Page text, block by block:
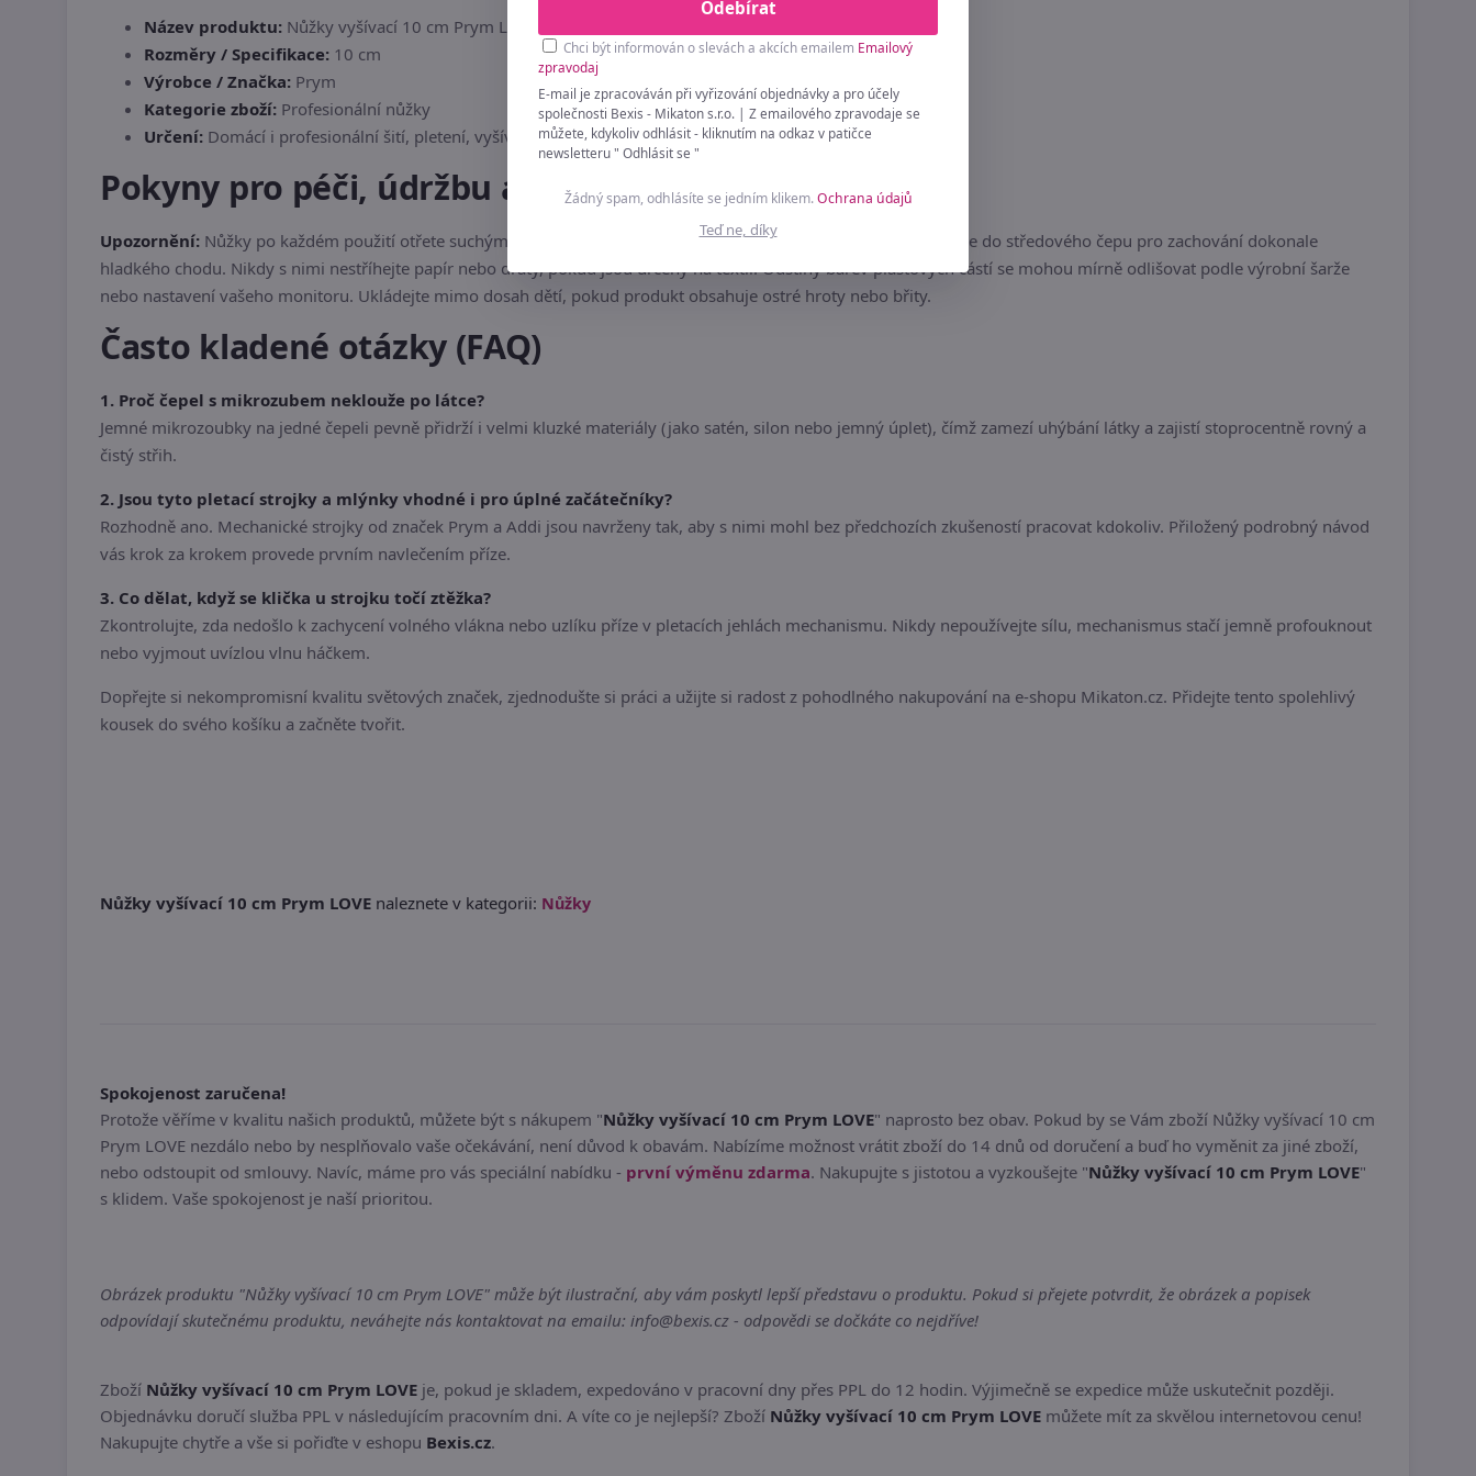
Název produktu: Nůžky vyšívací 10 cm Prym LOVE
Rozměry / Specifikace: 10 cm
Výrobce / Značka: Prym
Kategorie zboží: Profesionální nůžky
Určení: Domácí i profesionální šití, pletení, vyšívání a tvoření
Pokyny pro péči, údržbu a bezpečnost
Upozornění: Nůžky po každém použití otřete suchým hadříkem od prachu. Občas kápněte kapku oleje na šicí stroje do středového čepu pro zachování dokonale
hladkého chodu. Nikdy s nimi nestříhejte papír nebo dráty, pokud jsou určeny na textil. Odstíny barev plastových částí se mohou mírně odlišovat podle výrobní šarže
nebo nastavení vašeho monitoru. Ukládejte mimo dosah dětí, pokud produkt obsahuje ostré hroty nebo břity.
Často kladené otázky (FAQ)
1. Proč čepel s mikrozubem neklouže po látce?
Jemné mikrozoubky na jedné čepeli pevně přidrží i velmi kluzké materiály (jako satén, silon nebo jemný úplet), čímž zamezí uhýbání látky a zajistí stoprocentně rovný a
čistý střih.
2. Jsou tyto pletací strojky a mlýnky vhodné i pro úplné začátečníky?
Rozhodně ano. Mechanické strojky od značek Prym a Addi jsou navrženy tak, aby s nimi mohl bez předchozích zkušeností pracovat kdokoliv. Přiložený podrobný návod
vás krok za krokem provede prvním navlečením příze.
3. Co dělat, když se klička u strojku točí ztěžka?
Zkontrolujte, zda nedošlo k zachycení volného vlákna nebo uzlíku příze v pletacích jehlách mechanismu. Nikdy nepoužívejte sílu, mechanismus stačí jemně profouknout
nebo vyjmout uvízlou vlnu háčkem.
Dopřejte si nekompromisní kvalitu světových značek, zjednodušte si práci a užijte si radost z pohodlného nakupování na e-shopu Mikaton.cz. Přidejte tento spolehlivý
kousek do svého košíku a začněte tvořit.
Nůžky vyšívací 10 cm Prym LOVE naleznete v kategorii: Nůžky
Spokojenost zaručena!
Protože věříme v kvalitu našich produktů, můžete být s nákupem "Nůžky vyšívací 10 cm Prym LOVE" naprosto bez obav. Pokud by se Vám zboží Nůžky vyšívací 10 cm
Prym LOVE nezdálo nebo by nesplňovalo vaše očekávání, není důvod k obavám. Nabízíme možnost vrátit zboží do 14 dnů od doručení a buď ho vyměnit za jiné zboží,
nebo odstoupit od smlouvy. Navíc, máme pro vás speciální nabídku - první výměnu zdarma. Nakupujte s jistotou a vyzkoušejte "Nůžky vyšívací 10 cm Prym LOVE"
s klidem. Vaše spokojenost je naší prioritou.
Obrázek produktu "Nůžky vyšívací 10 cm Prym LOVE" může být ilustrační, aby vám poskytl lepší představu o produktu. Pokud si přejete potvrdit, že obrázek a popisek
odpovídají skutečnému produktu, neváhejte nás kontaktovat na emailu: info@bexis.cz - odpovědi se dočkáte co nejdříve!
Zboží Nůžky vyšívací 10 cm Prym LOVE je, pokud je skladem, expedováno v pracovní dny přes PPL do 12 hodin. Výjimečně se expedice může uskutečnit později.
Objednávku doručí služba PPL v následujícím pracovním dni. A víte co je nejlepší? Zboží Nůžky vyšívací 10 cm Prym LOVE můžete mít za skvělou internetovou cenu!
Nakupujte chytře a vše si pořiďte v eshopu Bexis.cz.
Odebírat
Chci být informován o slevách a akcích emailem Emailový
zpravodaj
E-mail je zpracováván při vyřizování objednávky a pro účely
společnosti Bexis - Mikaton s.r.o. | Z emailového zpravodaje se
můžete, kdykoliv odhlásit - kliknutím na odkaz v patičce
newsletteru " Odhlásit se "
Žádný spam, odhlásíte se jedním klikem.Ochrana údajů
Teď ne, díky